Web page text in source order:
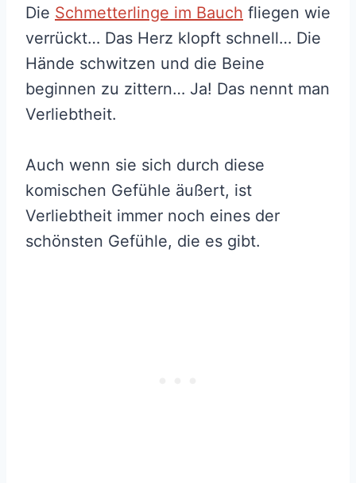
Die Schmetterlinge im Bauch fliegen wie
verrückt… Das Herz klopft schnell… Die
Hände schwitzen und die Beine
beginnen zu zittern… Ja! Das nennt man
Verliebtheit.
Auch wenn sie sich durch diese
komischen Gefühle äußert, ist
Verliebtheit immer noch eines der
schönsten Gefühle, die es gibt.